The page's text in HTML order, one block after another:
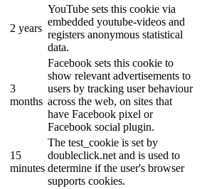
2 years
YouTube sets this cookie via
embedded youtube-videos and
registers anonymous statistical
data.
3
months
Facebook sets this cookie to
show relevant advertisements to
users by tracking user behaviour
across the web, on sites that
have Facebook pixel or
Facebook social plugin.
15
minutes
The test_cookie is set by
doubleclick.net and is used to
determine if the user's browser
supports cookies.